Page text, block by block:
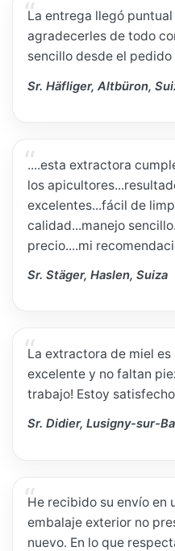
La entrega llegó
agradecerles de todo
sencillo desde el
Sr. Häfliger, Altbüron,
....esta extractora
los
excelentes...fácil de
calidad...manejo
precio....mi
Sr. Stäger, Haslen, Suiza
La extractora de miel
excelente y no faltan
trabajo! Estoy
Sr. Didier, Lusigny-sur-
He recibido su envío en
embalaje exterior no
nuevo. En lo que